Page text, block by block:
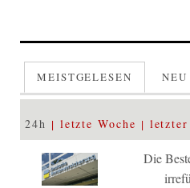
MEISTGELESEN NEU
24h letzte Woche
Die